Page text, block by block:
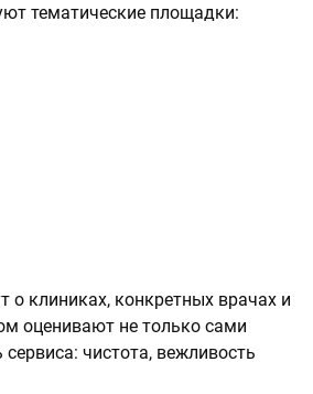
тематические площадки:
о клиниках, конкретных врачах и
оценивают не только сами
сервиса: чистота, вежливость